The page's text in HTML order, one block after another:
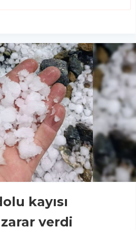
kayısı
verdi